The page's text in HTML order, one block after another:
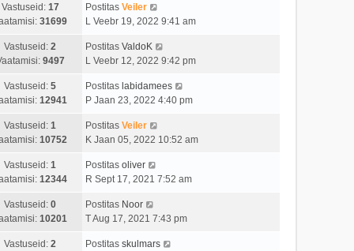
Vastuseid: 17
31699
Postitas Veiler
L Veebr 19, 2022 9:41 am
Vastuseid: 2
9497
Postitas ValdoK
L Veebr 12, 2022 9:42 pm
Vastuseid: 5
12941
Postitas labidamees
P Jaan 23, 2022 4:40 pm
Vastuseid: 1
10752
Postitas Veiler
K Jaan 05, 2022 10:52 am
Vastuseid: 1
12344
Postitas oliver
R Sept 17, 2021 7:52 am
Vastuseid: 0
10201
Postitas Noor
T Aug 17, 2021 7:43 pm
Vastuseid: 2
Postitas skulmars